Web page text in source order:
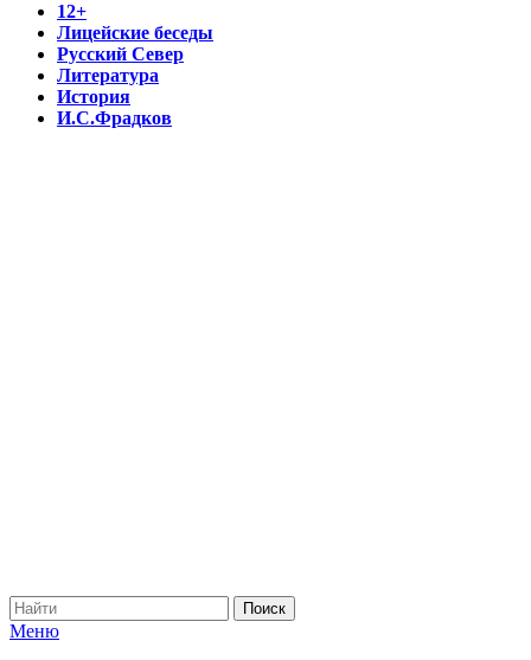
12+
Лицейские беседы
Русский Север
Литература
История
И.С.Фрадков
Меню